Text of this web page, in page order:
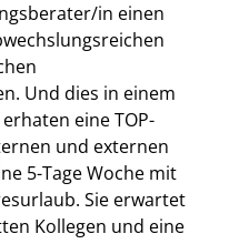
in einen
Und dies in einem
eine TOP-
und externen
5-Tage Woche mit
Sie erwartet
Kollegen und eine